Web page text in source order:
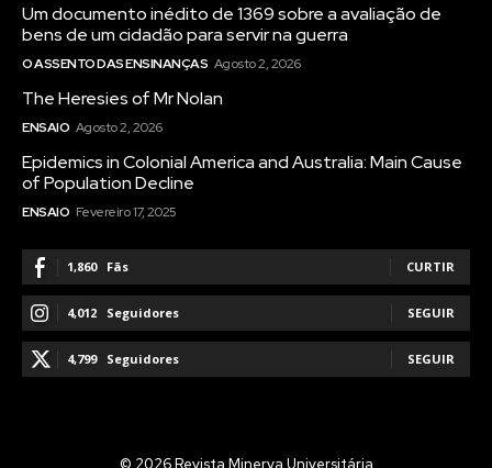
Um documento inédito de 1369 sobre a avaliação de
bens de um cidadão para servir na guerra
O ASSENTO DAS ENSINANÇAS Agosto 2, 2026
The Heresies of Mr Nolan
ENSAIO Agosto 2, 2026
Epidemics in Colonial America and Australia: Main Cause
of Population Decline
ENSAIO Fevereiro 17, 2025
1,860 Fãs CURTIR
4,012 Seguidores SEGUIR
4,799 Seguidores SEGUIR
© 2026 Revista Minerva Universitária